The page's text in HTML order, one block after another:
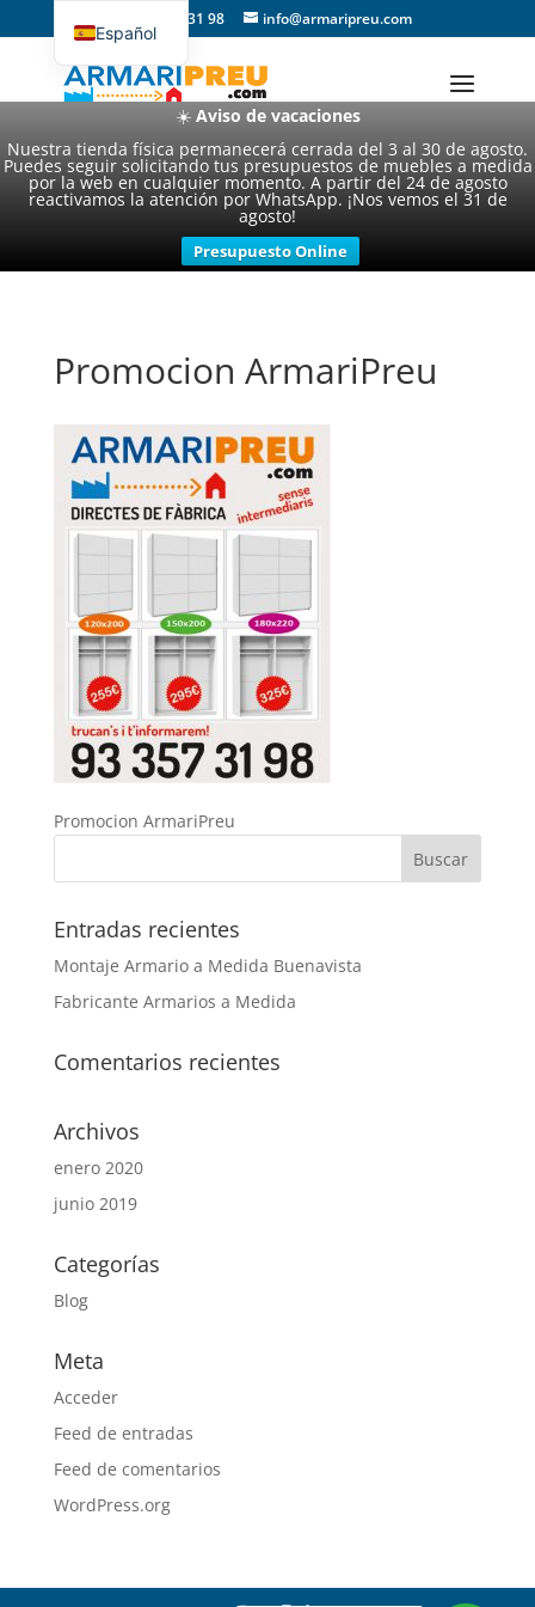
☀️ Aviso de vacaciones
Nuestra tienda física permanecerá cerrada del 3 al 30 de agosto.
Puedes seguir solicitando tus presupuestos de muebles a medida
por la web en cualquier momento. A partir del 24 de agosto
reactivamos la atención por WhatsApp. ¡Nos vemos el 31 de
agosto!
Presupuesto Online
93 357 31 98 info@armaripreu.com
Promocion ArmariPreu
Promocion ArmariPreu
Entradas recientes
Montaje Armario a Medida Buenavista
Fabricante Armarios a Medida
Comentarios recientes
Archivos
enero 2020
junio 2019
Categorías
Blog
Meta
Acceder
Feed de entradas
Feed de comentarios
WordPress.org
Español
Català